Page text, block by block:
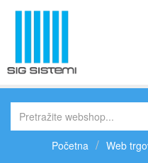
Početna Web